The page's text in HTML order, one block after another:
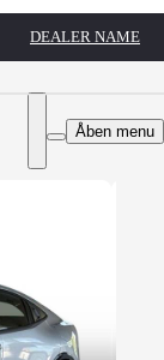
DEALER NAME
Åben menu